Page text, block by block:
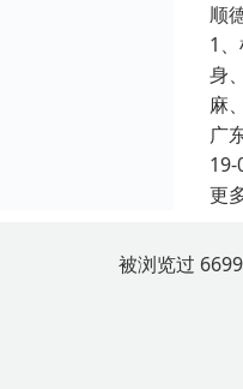
顺
1
身
麻
广
19-
更
被浏览过